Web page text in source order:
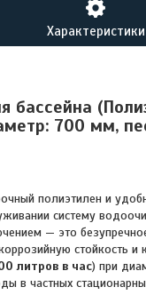
Характеристики
бассейна
700 мм,
полиэтилен и
систему
— это
стойкость
литров в час) при
в частных